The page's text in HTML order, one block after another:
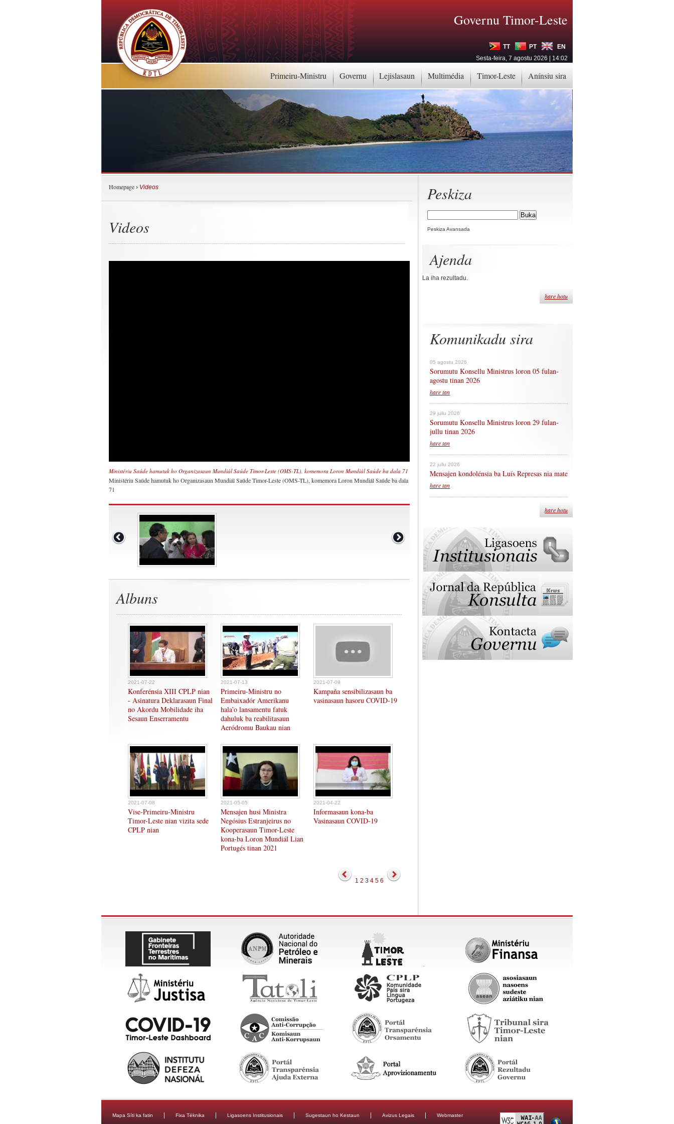
Primeiru-Ministru Governu Lejislasaun Multimédia Timor-Leste Anínsiu sira
Governu Timor-Leste
TT PT
EN
Sesta-feira, 7 agostu 2026 | 14:02
Peskiza
Peskiza Avansada
Ajenda
La iha rezultadu.
hare hotu
Komunikadu sira
05 agostu 2026
Sorumutu Konsellu Ministrus loron 05 fulan-
agostu tinan 2026
hare tan
29 jullu 2026
Sorumutu Konsellu Ministrus loron 29 fulan-
jullu tinan 2026
hare tan
22 jullu 2026
Mensajen kondolénsia ba Luís Represas nia mate
hare tan
hare hotu
Homepage › Videos
Videos
Ministériu Saúde hamutuk ho Organizasaun Mundiál Saúde Timor-Leste (OMS-TL), komemora Loron Mundiál Saúde ba dala 71
Ministériu Saúde hamutuk ho Organizasaun Mundiál Saúde Timor-Leste (OMS-TL), komemora Loron Mundiál Saúde ba dala
71
Albuns
2021-07-22
Konferénsia XIII CPLP nian
- Asinatura Deklarasaun Final
no Akordu Mobilidade iha
Sesaun Enserramentu
2021-07-13
Primeiru-Ministru no
Embaixadór Amerikanu
hala’o lansamentu fatuk
dahuluk ba reabilitasaun
Aeródromu Baukau nian
2021-07-09
Kampaña sensibilizasaun ba
vasinasaun hasoru COVID-19
2021-07-08
Vise-Primeiru-Ministru
Timor-Leste nian vizita sede
CPLP nian
2021-05-05
Mensajen husi Ministra
Negósius Estranjeirus no
Kooperasaun Timor-Leste
kona-ba Loron Mundiál Lian
Portugés tinan 2021
2021-04-22
Informasaun kona-ba
Vasinasaun COVID-19
1 2 3 4 5 6
Mapa Síti ka fatin Fixa Téknika Ligasoens Institusionais Sugestaun ho Kestaun Avizus Legais Webmaster